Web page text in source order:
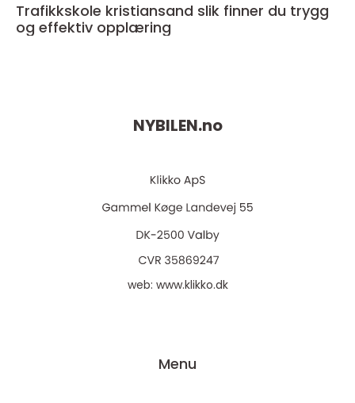
Trafikkskole kristiansand slik finner du trygg
og effektiv opplæring
NYBILEN.no
web: www.klikko.dk
Menu